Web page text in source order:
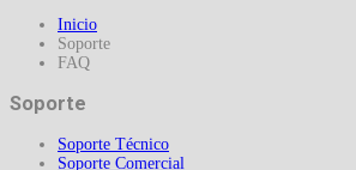
Inicio
Soporte
FAQ
Soporte
Soporte Técnico
Soporte Comercial